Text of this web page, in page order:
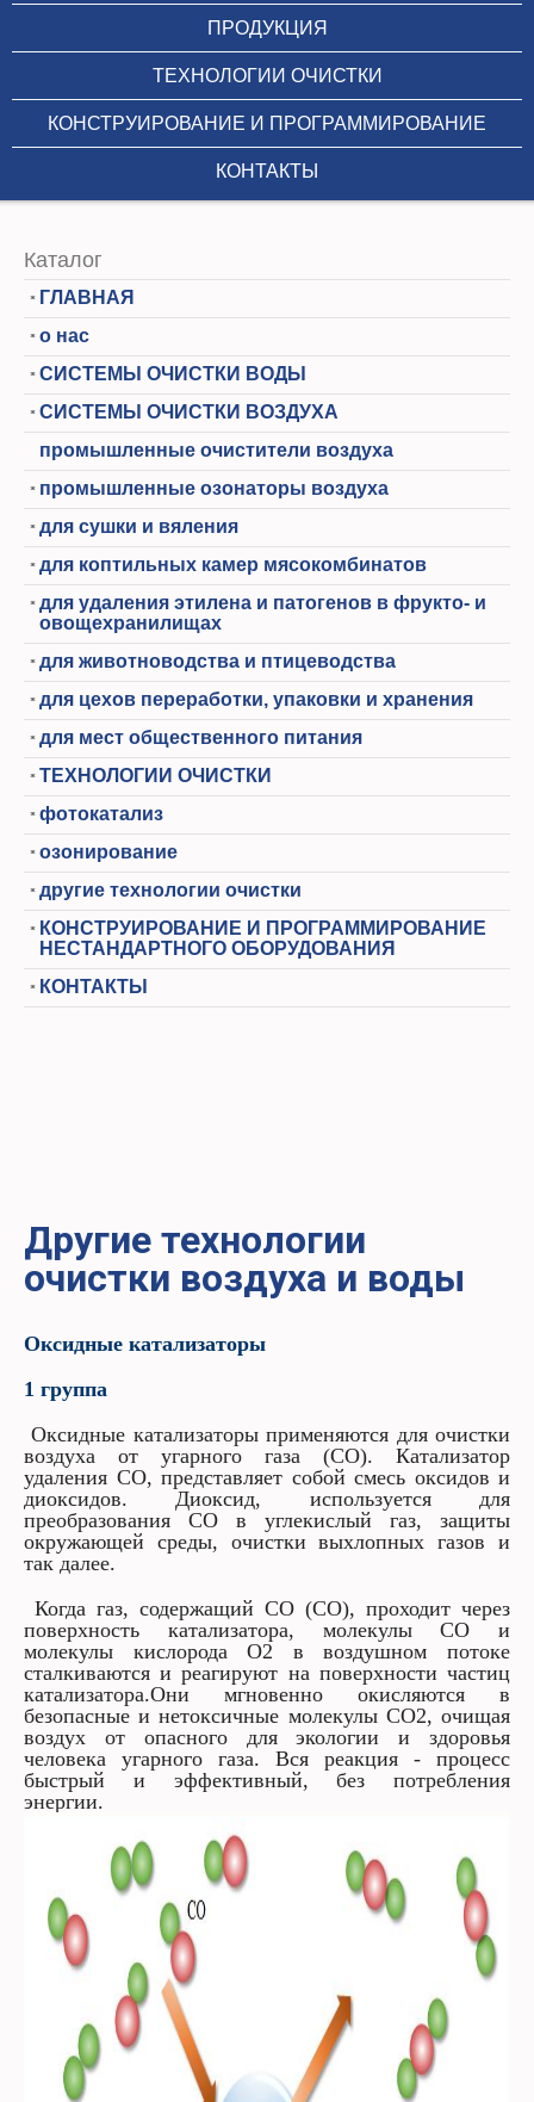
ПРОДУКЦИЯ
ТЕХНОЛОГИИ ОЧИСТКИ
КОНСТРУИРОВАНИЕ И ПРОГРАММИРОВАНИЕ
КОНТАКТЫ
Каталог
ГЛАВНАЯ
о нас
СИСТЕМЫ ОЧИСТКИ ВОДЫ
СИСТЕМЫ ОЧИСТКИ ВОЗДУХА
промышленные очистители воздуха
промышленные озонаторы воздуха
для сушки и вяления
для коптильных камер мясокомбинатов
для удаления этилена и патогенов в фрукто- и
овощехранилищах
для животноводства и птицеводства
для цехов переработки, упаковки и хранения
для мест общественного питания
ТЕХНОЛОГИИ ОЧИСТКИ
фотокатализ
озонирование
другие технологии очистки
КОНСТРУИРОВАНИЕ И ПРОГРАММИРОВАНИЕ
НЕСТАНДАРТНОГО ОБОРУДОВАНИЯ
КОНТАКТЫ
Другие технологии
очистки воздуха и воды
Оксидные катализаторы
1 группа
Оксидные катализаторы применяются для очистки
воздуха от угарного газа (СО). Катализатор
удаления CO, представляет собой смесь оксидов и
диоксидов. Диоксид, используется для
преобразования CO в углекислый газ, защиты
окружающей среды, очистки выхлопных газов и
так далее.
Когда газ, содержащий СО (СО), проходит через
поверхность катализатора, молекулы СО и
молекулы кислорода O2 в воздушном потоке
сталкиваются и реагируют на поверхности частиц
катализатора.Они мгновенно окисляются в
безопасные и нетоксичные молекулы CO2, очищая
воздух от опасного для экологии и здоровья
человека угарного газа. Вся реакция - процесс
быстрый и эффективный, без потребления
энергии.